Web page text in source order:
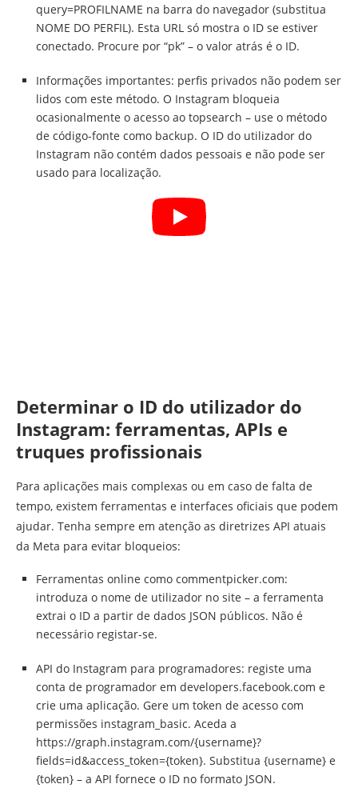
query=PROFILNAME na barra do navegador (substitua
NOME DO PERFIL). Esta URL só mostra o ID se estiver
conectado. Procure por “pk” – o valor atrás é o ID.
Informações importantes: perfis privados não podem ser
lidos com este método. O Instagram bloqueia
ocasionalmente o acesso ao topsearch – use o método
de código-fonte como backup. O ID do utilizador do
Instagram não contém dados pessoais e não pode ser
usado para localização.
Determinar o ID do utilizador do
Instagram: ferramentas, APIs e
truques profissionais
Para aplicações mais complexas ou em caso de falta de
tempo, existem ferramentas e interfaces oficiais que podem
ajudar. Tenha sempre em atenção as diretrizes API atuais
da Meta para evitar bloqueios:
Ferramentas online como commentpicker.com:
introduza o nome de utilizador no site – a ferramenta
extrai o ID a partir de dados JSON públicos. Não é
necessário registar-se.
API do Instagram para programadores: registe uma
conta de programador em developers.facebook.com e
crie uma aplicação. Gere um token de acesso com
permissões instagram_basic. Aceda a
https://graph.instagram.com/{username}?
fields=id&access_token={token}. Substitua {username} e
{token} – a API fornece o ID no formato JSON.